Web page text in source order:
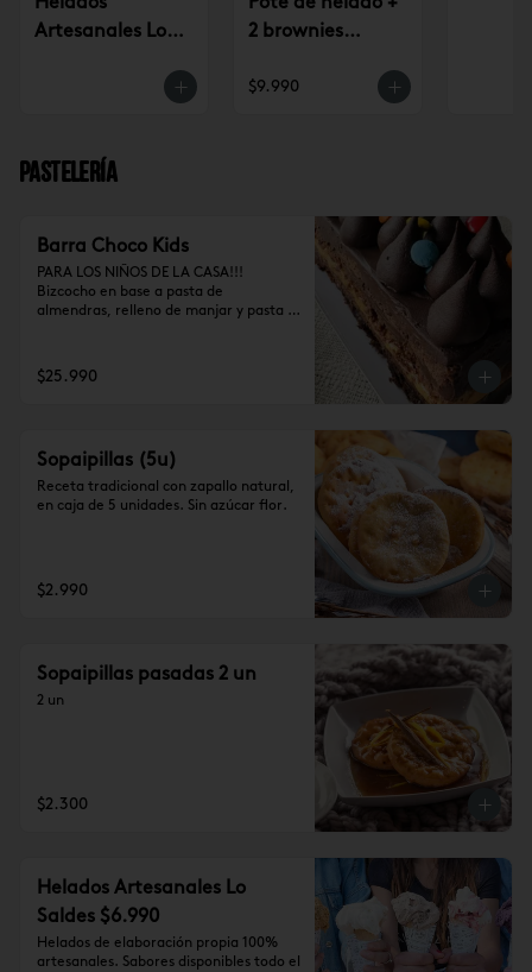
Artesanales Lo
2 brownies
$9.990
Pastelería
Barra Choco Kids
PARA LOS NIÑOS DE LA CASA!!!
Bizcocho en base a pasta de
almendras, relleno de manjar y pasta
$25.990
Sopaipillas (5u)
Receta tradicional con zapallo natural,
en caja de 5 unidades. Sin azúcar flor.
$2.990
Sopaipillas pasadas 2 un
2 un
$2.300
Helados Artesanales Lo
Saldes $6.990
Helados de elaboración propia 100%
artesanales. Sabores disponibles todo el